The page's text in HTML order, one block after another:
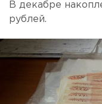
В декабре
рублей.